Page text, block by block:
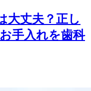
大丈夫？正し
手入れを歯科